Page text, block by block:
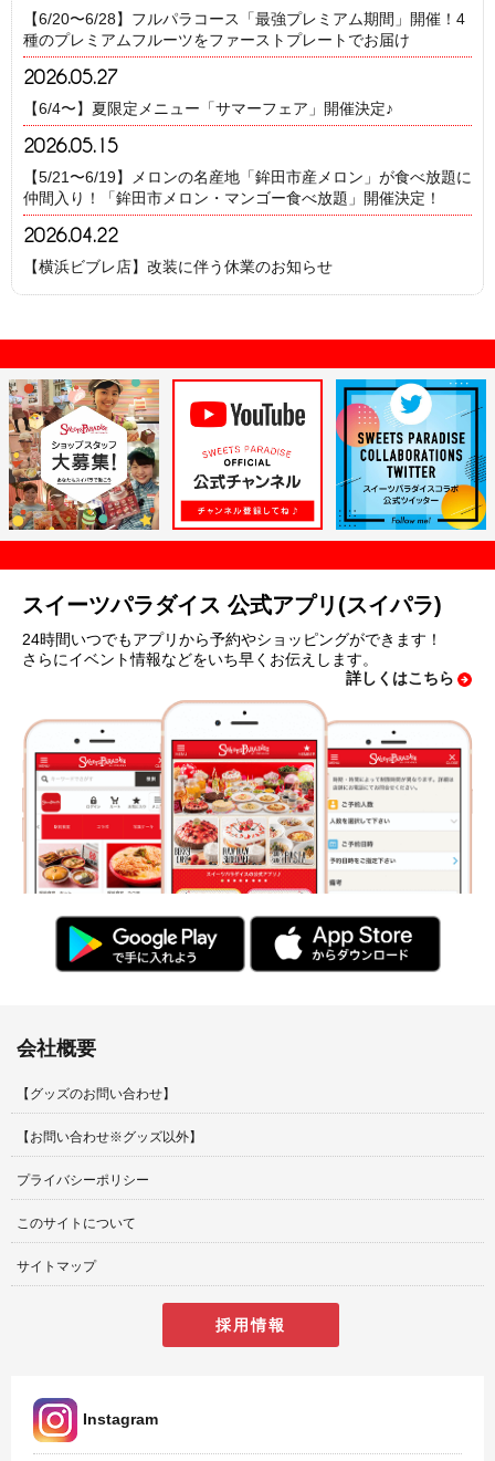
【6/20〜6/28】フルパラコース「最強プレミアム期間」開催！4
種のプレミアムフルーツをファーストプレートでお届け
2026.05.27
【6/4〜】夏限定メニュー「サマーフェア」開催決定♪
2026.05.15
【5/21〜6/19】メロンの名産地「鉾田市産メロン」が食べ放題に
仲間入り！「鉾田市メロン・マンゴー食べ放題」開催決定！
2026.04.22
【横浜ビブレ店】改装に伴う休業のお知らせ
スイーツパラダイス 公式アプリ(スイパラ)
24時間いつでもアプリから予約やショッピングができます！
さらにイベント情報などをいち早くお伝えします。
詳しくはこちら
会社概要
【グッズのお問い合わせ】
【お問い合わせ※グッズ以外】
プライバシーポリシー
このサイトについて
サイトマップ
採用情報
Instagram